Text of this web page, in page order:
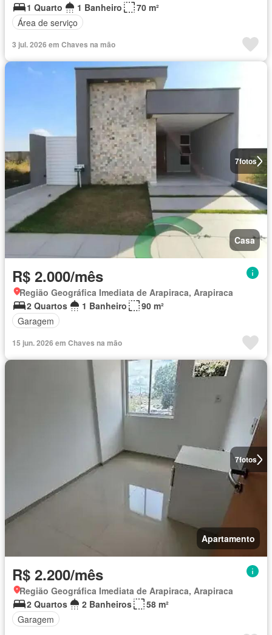
1 Quarto 1 Banheiro
70 m²
Área de serviço
3 jul. 2026 em Chaves na mão
7fotos
Casa
R$ 2.000/mês
Região Geográfica Imediata de Arapiraca, Arapiraca
2 Quartos
1 Banheiro
90 m²
Garagem
15 jun. 2026 em Chaves na mão
7fotos
Apartamento
R$ 2.200/mês
Região Geográfica Imediata de Arapiraca, Arapiraca
2 Quartos
2 Banheiros
58 m²
Garagem